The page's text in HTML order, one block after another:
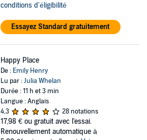
conditions d'éligibilité
Essayez Standard gratuitement
Happy Place
De : Emily Henry
Lu par :Julia Whelan
Durée : 11 h et 3 min
Langue : Anglais
4,3
28 notations
17,98 € ou gratuit avec l'essai.
Renouvellement automatique à